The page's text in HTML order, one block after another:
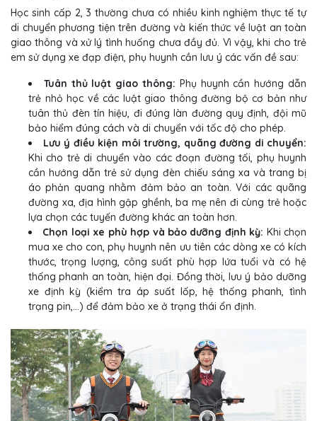
Học sinh cấp 2, 3 thường chưa có nhiều kinh nghiệm thực tế tự
di chuyển phương tiện trên đường và kiến thức về luật an toàn
giao thông và xử lý tình huống chưa đầy đủ. Vì vậy, khi cho trẻ
em sử dụng xe đạp điện, phụ huynh cần lưu ý các vấn đề sau:
Tuân thủ luật giao thông: Phụ huynh cần hướng dẫn
trẻ nhỏ học về các luật giao thông đường bộ cơ bản như
tuân thủ đèn tín hiệu, đi đúng làn đường quy định, đội mũ
bảo hiểm đúng cách và di chuyển với tốc độ cho phép.
Lưu ý điều kiện môi trường, quãng đường di chuyển:
Khi cho trẻ di chuyển vào các đoạn đường tối, phụ huynh
cần hướng dẫn trẻ sử dụng đèn chiếu sáng xa và trang bị
áo phản quang nhằm đảm bảo an toàn. Với các quãng
đường xa, địa hình gập ghềnh, ba mẹ nên đi cùng trẻ hoặc
lựa chọn các tuyến đường khác an toàn hơn.
Chọn loại xe phù hợp và bảo dưỡng định kỳ: Khi chọn
mua xe cho con, phụ huynh nên ưu tiên các dòng xe có kích
thước, trọng lượng, công suất phù hợp lứa tuổi và có hệ
thống phanh an toàn, hiện đại. Đồng thời, lưu ý bảo dưỡng
xe định kỳ (kiểm tra áp suất lốp, hệ thống phanh, tình
trạng pin,...) để đảm bảo xe ở trạng thái ổn định.